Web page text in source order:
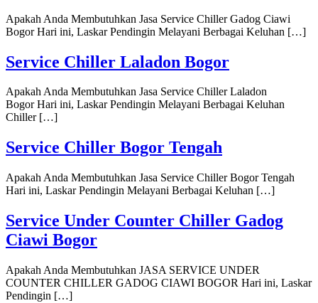
Apakah Anda Membutuhkan Jasa Service Chiller Gadog Ciawi
Bogor Hari ini, Laskar Pendingin Melayani Berbagai Keluhan […]
Service Chiller Laladon Bogor
Apakah Anda Membutuhkan Jasa Service Chiller Laladon
Bogor Hari ini, Laskar Pendingin Melayani Berbagai Keluhan
Chiller […]
Service Chiller Bogor Tengah
Apakah Anda Membutuhkan Jasa Service Chiller Bogor Tengah
Hari ini, Laskar Pendingin Melayani Berbagai Keluhan […]
Service Under Counter Chiller Gadog
Ciawi Bogor
Apakah Anda Membutuhkan JASA SERVICE UNDER
COUNTER CHILLER GADOG CIAWI BOGOR Hari ini, Laskar
Pendingin […]